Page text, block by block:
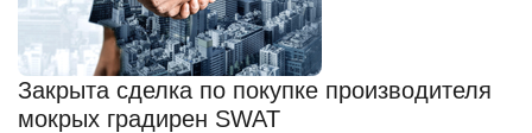
Закрыта сделка по покупке производителя
мокрых градирен SWAT